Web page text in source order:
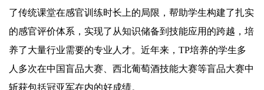
了传统课堂在感官训练时长上的局限，帮助学生构建了扎实
的感官评价体系，实现了从知识储备到技能应用的跨越，培
养了大量行业需要的专业人才。近年来，TP培养的学生多
人多次在中国盲品大赛、西北葡萄酒技能大赛等盲品大赛中
斩获包括冠亚军在内的好成绩。